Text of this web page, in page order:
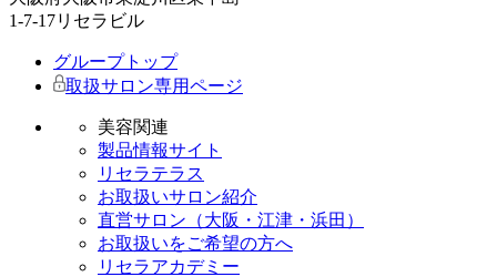
1-7-17リセラビル
グループトップ
取扱サロン専用ページ
美容関連
製品情報サイト
リセラテラス
お取扱いサロン紹介
直営サロン（大阪・江津・浜田）
お取扱いをご希望の方へ
リセラアカデミー